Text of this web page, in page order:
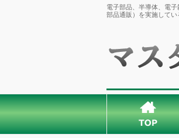
電子部品、半導体、電
部品通販）を実施して